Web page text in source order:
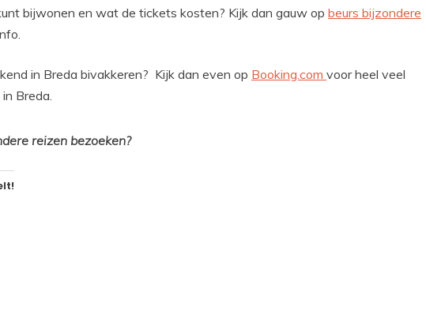
bijwonen en wat de tickets kosten? Kijk dan gauw op beurs bijzondere
in Breda bivakkeren? Kijk dan even op Booking.com voor heel veel
Breda.
reizen bezoeken?